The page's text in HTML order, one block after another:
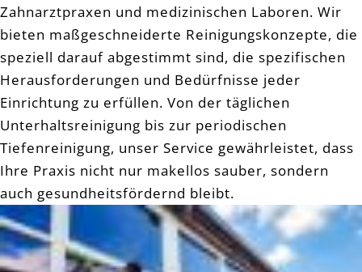
Zahnarztpraxen und medizinischen Laboren. Wir
bieten maßgeschneiderte Reinigungskonzepte, die
speziell darauf abgestimmt sind, die spezifischen
Herausforderungen und Bedürfnisse jeder
Einrichtung zu erfüllen. Von der täglichen
Unterhaltsreinigung bis zur periodischen
Tiefenreinigung, unser Service gewährleistet, dass
Ihre Praxis nicht nur makellos sauber, sondern
auch gesundheitsfördernd bleibt.